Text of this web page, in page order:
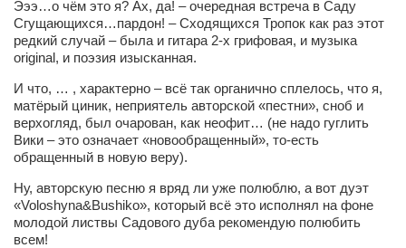
Конкурсы
Фестиваль. Конкурс «Колибри» 2017
Конкурс «Колибри» 2016
Конкурс «Колибри» 2015
Конкурс «Колибри» 2014
Конкурс «Колибри — детям!» 2014
Эээ…о чём это я? Ах, да! – очередная встреча в Саду
Сгущающихся…пардон! – Сходящихся Тропок как раз этот
редкий случай – была и гитара 2-х грифовая, и музыка
original, и поэзия изысканная.
И что, … , характерно – всё так органично сплелось, что я,
матёрый циник, неприятель авторской «пестни», сноб и
верхогляд, был очарован, как неофит… (не надо гуглить
Вики – это означает «новообращенный», то-есть
обращенный в новую веру).
Ну, авторскую песню я вряд ли уже полюблю, а вот дуэт
«Voloshyna&Bushiko», который всё это исполнял на фоне
молодой листвы Садового дуба рекомендую полюбить
всем!